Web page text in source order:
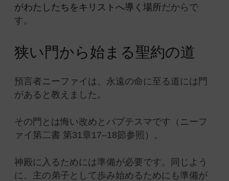
がわたしたちをキリストへ導く場所だからで
す。
狭い門から始まる聖約の道
預言者ニーファイは、永遠の命に至る道には門
があると教えました。
その門とは悔い改めとバプテスマです（ニーフ
ァイ第二書 第31章17–18節参照）。
神殿に入るためには準備が必要です。同じよう
に、主の弟子として歩み始めるためにも準備が